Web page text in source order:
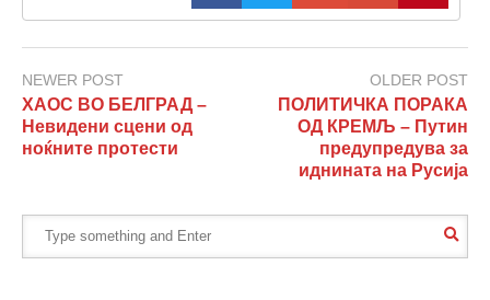
NEWER POST
ХАОС ВО БЕЛГРАД –
Невидени сцени од
ноќните протести
OLDER POST
ПОЛИТИЧКА ПОРАКА
ОД КРЕМЉ – Путин
предупредува за
иднината на Русија